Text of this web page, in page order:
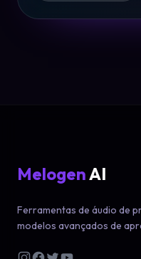
MelogenAI
Ferramentas de áudio de
modelos avançados de